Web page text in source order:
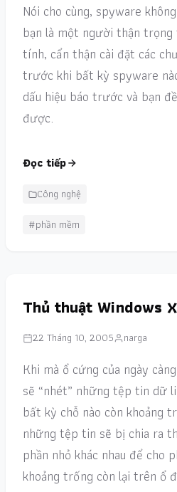
Nói cho cùng, spyware
bạn là một người thận
tính, cẩn thận cài đặt các
trước khi bất kỳ spyware
dấu hiệu báo trước và bạn
được.
Đọc tiếp
Công nghệ
#phần mềm
Thủ thuật Windows
22 Tháng 10, 2005 narga
Khi mà ổ cứng của ngày
sẽ “nhét” những tệp tin dữ
bất kỳ chỗ nào còn khoảng
những tệp tin sẽ bị chia ra
phần nhỏ khác nhau để cho
khoảng trống còn lại trên ổ